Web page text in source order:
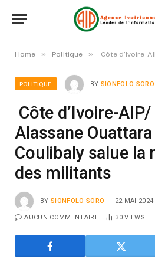
Home » Politique » Côte d’Ivoire-AIP/ Hommage à
POLITIQUE BY SIONFOLO SORO
Côte d’Ivoire-
Alassane
Coulibaly salue la
des militants
BY SIONFOLO SORO 22 MAI 2024
AUCUN COMMENTAIRE 30VIEWS